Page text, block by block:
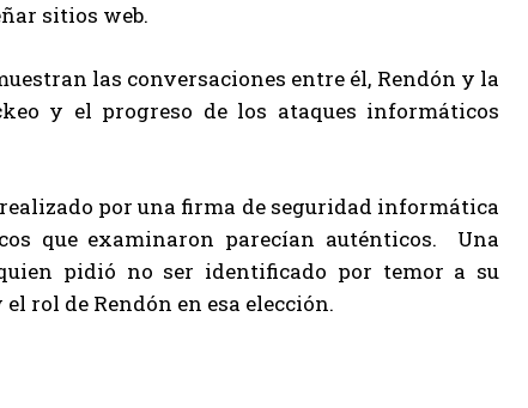
sitios web.
las conversaciones entre él, Rendón y la
y el progreso de los ataques informáticos
por una firma de seguridad informática
que examinaron parecían auténticos. Una
pidió no ser identificado por temor a su
rol de Rendón en esa elección.